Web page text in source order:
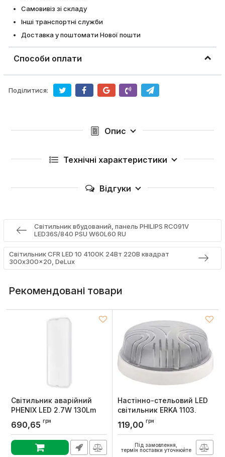
Самовивіз зі складу
Інші транспортні служби
Доставка у поштомати Нової пошти
Способи оплати
Поділитися:
Опис
Технічні характеристики
Відгуки
Світильник вбудований, панель PHILIPS RC091V
LED36S/840 PSU W60L60 RU
Світильник CFR LED 10 4100К 24Вт 220В квадрат
300x300x20, DeLux
Рекомендовані товари
Світильник аварійний
PHENIX LED 2,7W 130Lm
"Вихід" Violux
Артикул:
690,65 грн
Настінно-стельовий LED
світильник ERKA 1103,
26W, E27, IP20 - прозорий
Артикул:
119,00 грн
Під замовлення,
термін поставки уточнюйте